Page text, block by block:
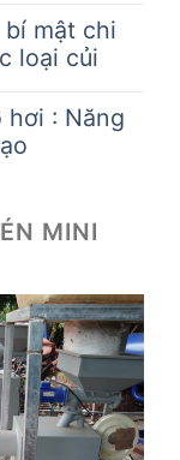
bí mật chi
loại củi
hơi : Năng
MINI